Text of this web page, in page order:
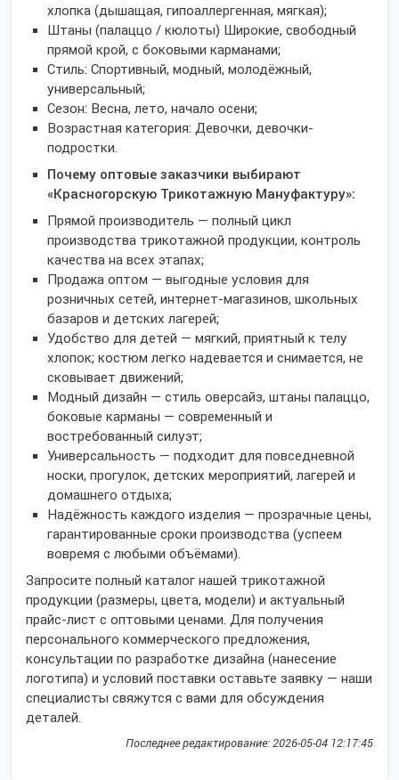
хлопка (дышащая, гипоаллергенная, мягкая);
Штаны (палаццо / кюлоты) Широкие, свободный
прямой крой, с боковыми карманами;
Стиль: Спортивный, модный, молодёжный,
универсальный;
Сезон: Весна, лето, начало осени;
Возрастная категория: Девочки, девочки-
подростки.
Почему оптовые заказчики выбирают
«Красногорскую Трикотажную Мануфактуру»:
Прямой производитель — полный цикл
производства трикотажной продукции, контроль
качества на всех этапах;
Продажа оптом — выгодные условия для
розничных сетей, интернет-магазинов, школьных
базаров и детских лагерей;
Удобство для детей — мягкий, приятный к телу
хлопок; костюм легко надевается и снимается, не
сковывает движений;
Модный дизайн — стиль оверсайз, штаны палаццо,
боковые карманы — современный и
востребованный силуэт;
Универсальность — подходит для повседневной
носки, прогулок, детских мероприятий, лагерей и
домашнего отдыха;
Надёжность каждого изделия — прозрачные цены,
гарантированные сроки производства (успеем
вовремя с любыми объёмами).
Запросите полный каталог нашей трикотажной
продукции (размеры, цвета, модели) и актуальный
прайс-лист с оптовыми ценами. Для получения
персонального коммерческого предложения,
консультации по разработке дизайна (нанесение
логотипа) и условий поставки оставьте заявку — наши
специалисты свяжутся с вами для обсуждения
деталей.
Последнее редактирование: 2026-05-04 12:17:45